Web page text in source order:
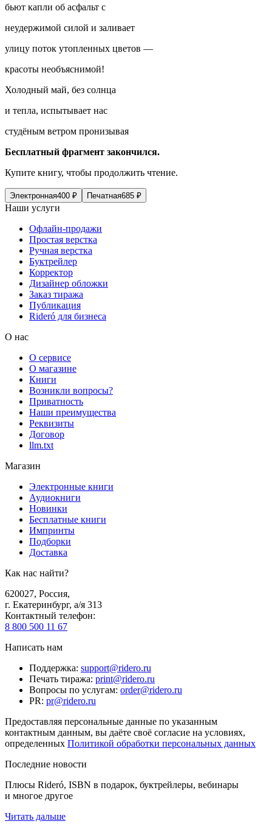
бьют капли об асфальт с
неудержимой силой и заливает
улицу поток утопленных цветов —
красоты необъяснимой!
Холодный май, без солнца
и тепла, испытывает нас
студёным ветром пронизывая
Бесплатный фрагмент закончился.
Купите книгу, чтобы продолжить чтение.
Электронная400 ₽ Печатная685 ₽
Наши услуги
Офлайн-продажи
Простая верстка
Ручная верстка
Буктрейлер
Корректор
Дизайнер обложки
Заказ тиража
Публикация
Rideró для бизнеса
О нас
О сервисе
О магазине
Книги
Возникли вопросы?
Приватность
Наши преимущества
Реквизиты
Договор
llm.txt
Магазин
Электронные книги
Аудиокниги
Новинки
Бесплатные книги
Импринты
Подборки
Доставка
Как нас найти?
620027, Россия,
г. Екатеринбург, а/я 313
Контактный телефон:
8 800 500 11 67
Написать нам
Поддержка: support@ridero.ru
Печать тиража: print@ridero.ru
Вопросы по услугам: order@ridero.ru
PR: pr@ridero.ru
Предоставляя персональные данные по указанным
контактным данным, вы даёте своё согласие на условиях,
определенных Политикой обработки персональных данных
Последние новости
Плюсы Rideró, ISBN в подарок, буктрейлеры, вебинары
и многое другое
Читать дальше